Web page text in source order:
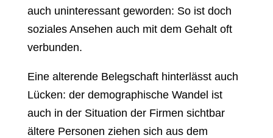
auch uninteressant geworden: So ist doch
soziales Ansehen auch mit dem Gehalt oft
verbunden.
Eine alterende Belegschaft hinterlässt auch
Lücken: der demographische Wandel ist
auch in der Situation der Firmen sichtbar
ältere Personen ziehen sich aus dem